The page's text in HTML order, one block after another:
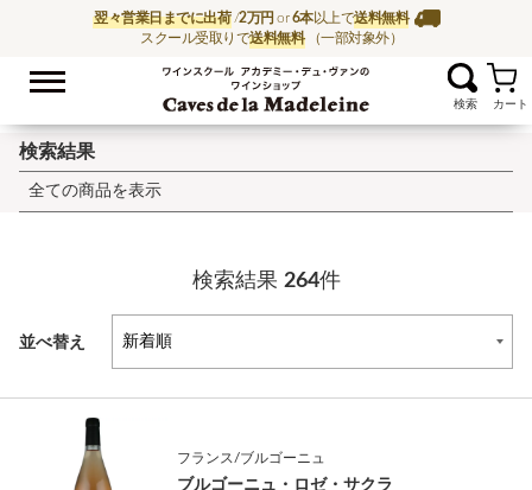
翌々営業日までに出荷/2万円 or6本以上で送料無料
スクール受取りで送料無料 （一部対象外）
ワイン通販ならワイ
お気に入
検索結果
全ての商品を表示
検索結果 264件
並べ替え
フランス/ブルゴーニュ
ブルゴーニュ・ロゼ・サクラ